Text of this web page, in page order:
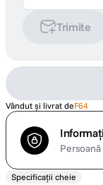
Trimite
Vândut și livrat deF64
Specificații cheie